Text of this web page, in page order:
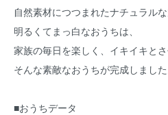
自然素材につつまれたナチュラルな
明るくてまっ白なおうちは、
家族の毎日を楽しく、イキイキとさ
そんな素敵なおうちが完成しました
■おうちデータ